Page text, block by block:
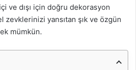
ve dışı için doğru dekorasyon
zevklerinizi yansıtan şık ve özgün
mümkün.